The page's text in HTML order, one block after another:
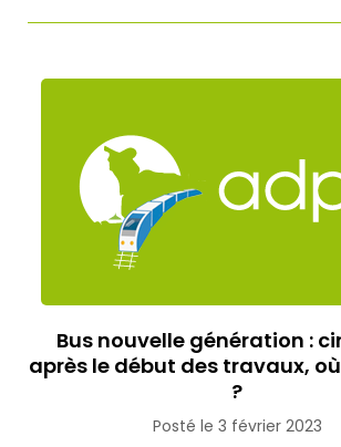
Bus nouvelle génération :
après le début des travaux,
?
Posté le 3 février 2023